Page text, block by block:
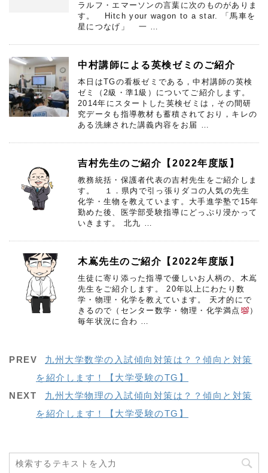
ラルフ・エマーソンの言葉に次のものがありま
す。 Hitch your wagon to a star. 「馬車を
星につなげ」 一 …
中村講師による英検ゼミのご紹介
本日はTGの看板ゼミである，中村講師の英検
ゼミ（2級・準1級）についてご紹介します。
2014年にスタートした英検ゼミは，その間研
究データも指導教材も蓄積されており，キレの
ある洗練された講義内容をお届 …
吉村先生のご紹介【2022年度版】
教務統括・保護者代表の吉村先生をご紹介しま
す。 １．県内で引っ張りダコの人気の先生
化学・生物を教えています。大手進学塾で15年
勤めた後、医学部受験指導にどっぷり浸かって
いきます。 北九 …
木嶌先生のご紹介【2022年度版】
生徒に寄り添った指導で優しいお人柄の、木嶌
先生をご紹介します。 20年以上にわたり数
学・物理・化学を教えています。 天才的にで
きるので（センター数学・物理・化学満点
）
毎年状況に合わ …
PREV
九州大学数学の入試傾向対策は？？傾向と対策
を紹介します！【大学受験のTG】
NEXT
九州大学物理の入試傾向対策は？？傾向と対策
を紹介します！【大学受験のTG】